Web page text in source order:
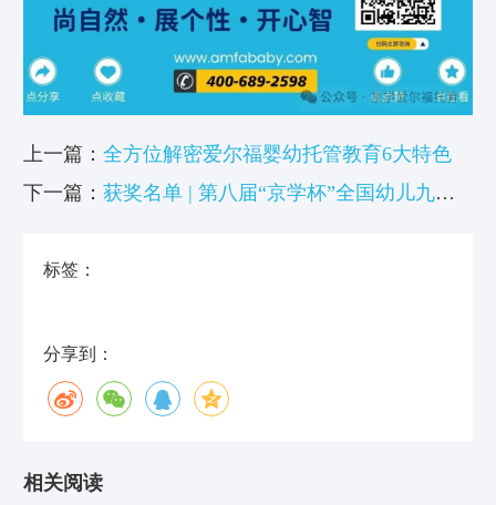
上一篇： 全方位解密爱尔福婴幼托管教育6大特色
下一篇： 获奖名单 | 第八届“京学杯”全国幼儿九艺
标签：
分享到：
相关阅读